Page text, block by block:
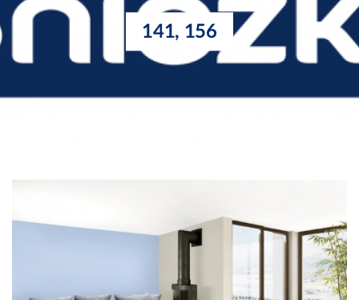
141, 156